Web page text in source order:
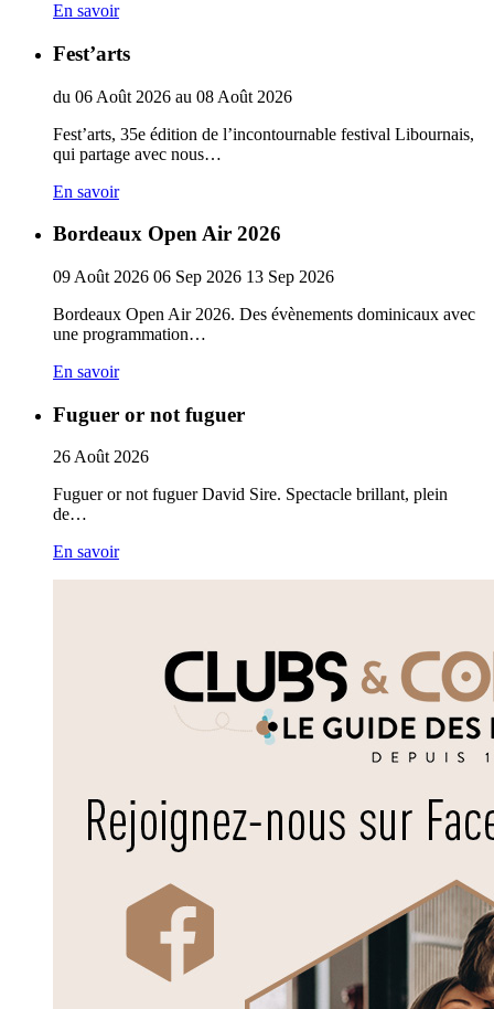
En savoir
Fest’arts
du 06 Août 2026 au 08 Août 2026
Fest’arts, 35e édition de l’incontournable festival Libournais,
qui partage avec nous…
En savoir
Bordeaux Open Air 2026
09 Août 2026 06 Sep 2026 13 Sep 2026
Bordeaux Open Air 2026. Des évènements dominicaux avec
une programmation…
En savoir
Fuguer or not fuguer
26Août 2026
Fuguer or not fuguer David Sire. Spectacle brillant, plein
de…
En savoir